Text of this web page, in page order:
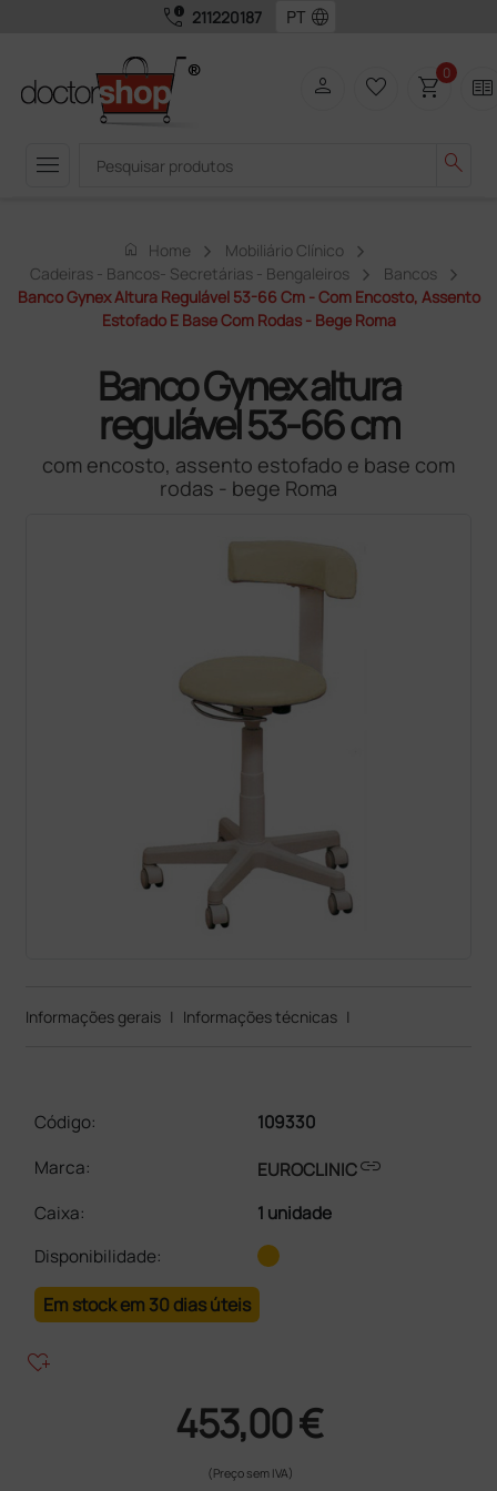
call_quality 211220187 language
menu search
person favorite_border shopping_cart0 two_pager
home Home
Mobiliário Clínico
Cadeiras - Bancos- Secretárias - Bengaleiros
Bancos
Banco Gynex Altura Regulável 53-66 Cm - Com Encosto, Assento
Estofado E Base Com Rodas - Bege Roma
Banco Gynex altura
regulável 53-66 cm
com encosto, assento estofado e base com
rodas - bege Roma
Informações gerais | Informações técnicas |
Código:
109330
Marca:
EUROCLINIClink
Caixa:
1 unidade
Disponibilidade:
Em stock em 30 dias úteis
heart_plus
453,00 €
(Preço sem IVA)